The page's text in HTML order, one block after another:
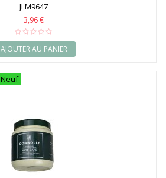
JLM9647
3,96 €
AJOUTER AU PANIER
Neuf